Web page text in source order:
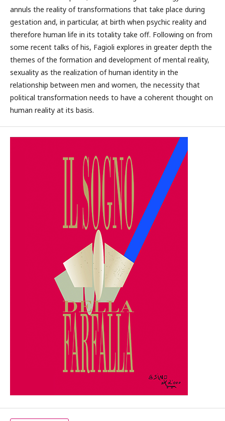
annuls the reality of transformations that take place during
gestation and, in particular, at birth when psychic reality and
therefore human life in its totality take off. Following on from
some recent talks of his, Fagioli explores in greater depth the
themes of the formation and development of mental reality,
sexuality as the realization of human identity in the
relationship between men and women, the necessity that
political transformation needs to have a coherent thought on
human reality at its basis.